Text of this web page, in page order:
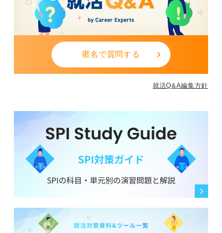
匿名で質問する
就活Q&A編集方針